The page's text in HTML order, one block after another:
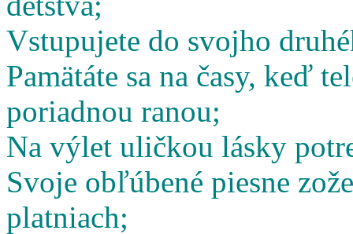
Vstupujete do svojho
Pamätáte sa na časy, keď
poriadnou ranou;
Na výlet uličkou lásky
Svoje obľúbené piesne
platniach;